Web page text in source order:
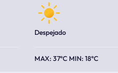
Despejado
37ºC 18ºC